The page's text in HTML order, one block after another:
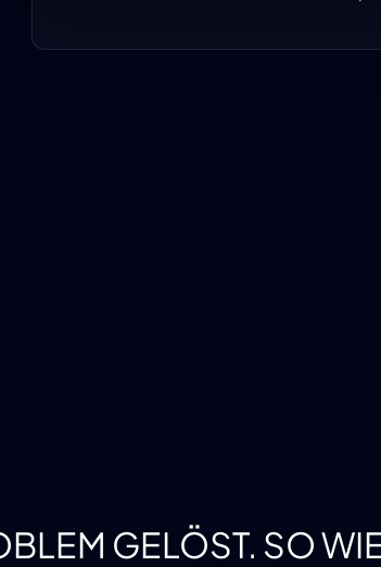
GELÖST. SO